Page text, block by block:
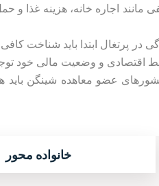
مانند اجاره خانه، هزینه غذا و
در پرتغال ابتدا باید شناخت
اقتصادی و وضعیت مالی خود
عضو معاهده شینگن باید
خانواده محور